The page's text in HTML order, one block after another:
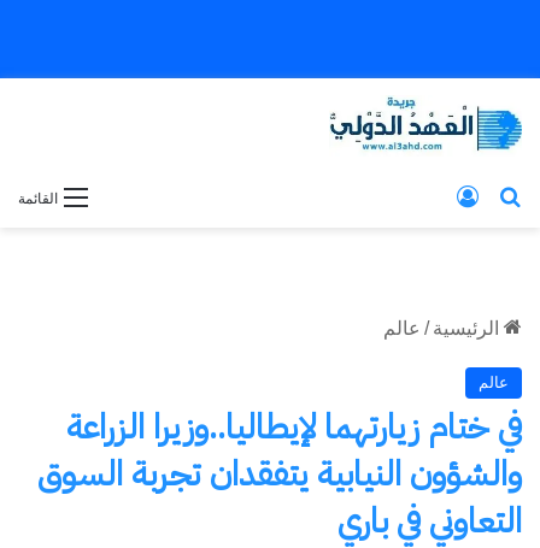
القائمة بحث عن
الرئيسية / عالم
عالم
في ختام زيارتهما لإيطاليا..وزيرا الزراعة
والشؤون النيابية يتفقدان تجربة السوق
التعاوني في باري